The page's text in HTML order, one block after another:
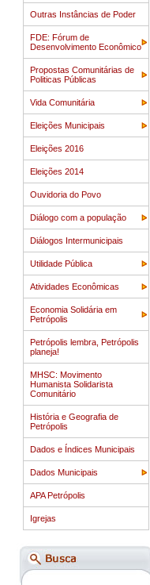
Outras Instâncias de Poder
FDE: Fórum de
Desenvolvimento Econômico
Propostas Comunitárias de
Politicas Públicas
Vida Comunitária
Eleições Municipais
Eleições 2016
Eleições 2014
Ouvidoria do Povo
Diálogo com a população
Diálogos Intermunicipais
Utilidade Pública
Atividades Econômicas
Economia Solidária em
Petrópolis
Petrópolis lembra, Petrópolis
planeja!
MHSC: Movimento
Humanista Solidarista
Comunitário
História e Geografia de
Petrópolis
Dados e Índices Municipais
Dados Municipais
APA Petrópolis
Igrejas